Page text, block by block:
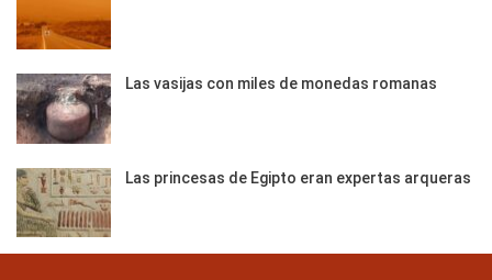
Las vasijas con miles de monedas romanas
Las princesas de Egipto eran expertas arqueras